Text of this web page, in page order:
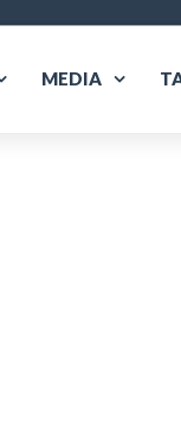
MEDIA